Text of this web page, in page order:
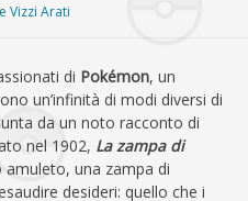
Vizzi Arati
di Pokémon, un
un’infinità di modi diversi di
da un noto racconto di
nel 1902, La zampa di
una zampa di
desideri: quello che i